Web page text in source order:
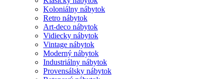
Koloniálny nábytok
Retro nábytok
Art-deco nábytok
Vidiecky nábytok
Vintage nábytok
Moderný nábytok
Industriálny nábytok
Provensálsky nábytok